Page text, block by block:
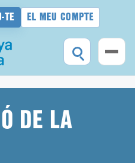
TE EL MEU COMPTE
DE LA